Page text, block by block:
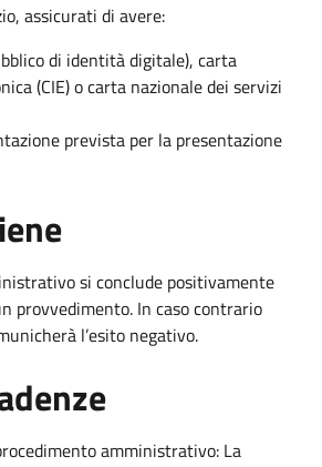
assicurati di avere:
di identità digitale), carta
(CIE) o carta nazionale dei servizi
prevista per la presentazione
si conclude positivamente
provvedimento. In caso contrario
l’esito negativo.
amministrativo: La